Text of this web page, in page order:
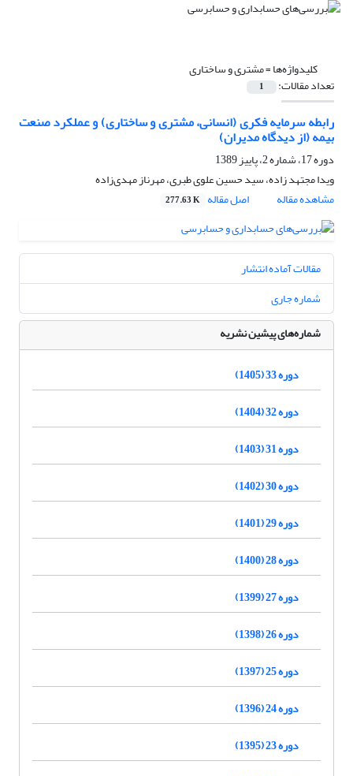
کلیدواژه‌ها =مشتری و ساختاری
تعداد مقالات: 1
رابطه سرمایه فکری (انسانی، مشتری و ساختاری) و عملکرد صنعت
بیمه (از دیدگاه مدیران)
دوره 17، شماره 2، پاییز 1389
ویدا مجتهد زاده، سید حسین علوی طبری، مهرناز مهدی‌زاده
مشاهده مقاله
اصل مقاله 277.63 K
مقالات آماده انتشار
شماره جاری
شماره‌های پیشین نشریه
دوره 33 (1405)
دوره 32 (1404)
دوره 31 (1403)
دوره 30 (1402)
دوره 29 (1401)
دوره 28 (1400)
دوره 27 (1399)
دوره 26 (1398)
دوره 25 (1397)
دوره 24 (1396)
دوره 23 (1395)